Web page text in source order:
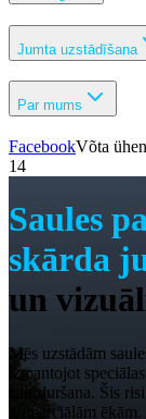
Jumta uzstādīšana
Par mums
FacebookVõta
14
Saules
skārda
un
Mēs uzstādām
izmantojot
caurduršana. Šis
komerciālām